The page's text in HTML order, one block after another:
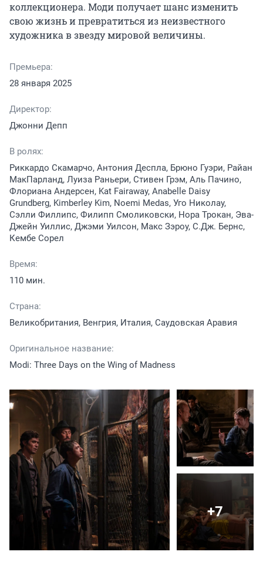
коллекционера. Моди получает шанс изменить
свою жизнь и превратиться из неизвестного
художника в звезду мировой величины.
Премьера:
28 января 2025
Директор:
Джонни Депп
В ролях:
Риккардо Скамарчо, Антония Деспла, Брюно Гуэри, Райан
МакПарланд, Луиза Раньери, Стивен Грэм, Аль Пачино,
Флориана Андерсен, Kat Fairaway, Anabelle Daisy
Grundberg, Kimberley Kim, Noemi Medas, Уго Николау,
Сэлли Филлипс, Филипп Смоликовски, Нора Трокан, Эва-
Джейн Уиллис, Джэми Уилсон, Макс Зэроу, С.Дж. Бернс,
Кембе Сорел
Время:
110 мин.
Страна:
Великобритания, Венгрия, Италия, Саудовская Аравия
Оригинальное название:
Modi: Three Days on the Wing of Madness
+7